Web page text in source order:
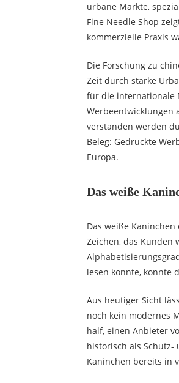
urbane Märkte,
Fine Needle Shop
kommerzielle Praxis
Die Forschung zu
Zeit durch starke
für die internationale
Werbeentwicklungen
verstanden werden
Beleg: Gedruckte
Europa.
Das weiße
Das weiße
Zeichen, das Kunden
lesen konnte, konnte
Aus heutiger Sicht
noch kein modernes
half, einen Anbieter
historisch als
Kaninchen bereits in